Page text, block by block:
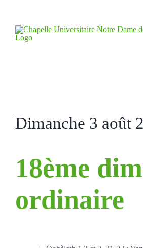
content
Dimanche 3 août
18ème
ordinaire